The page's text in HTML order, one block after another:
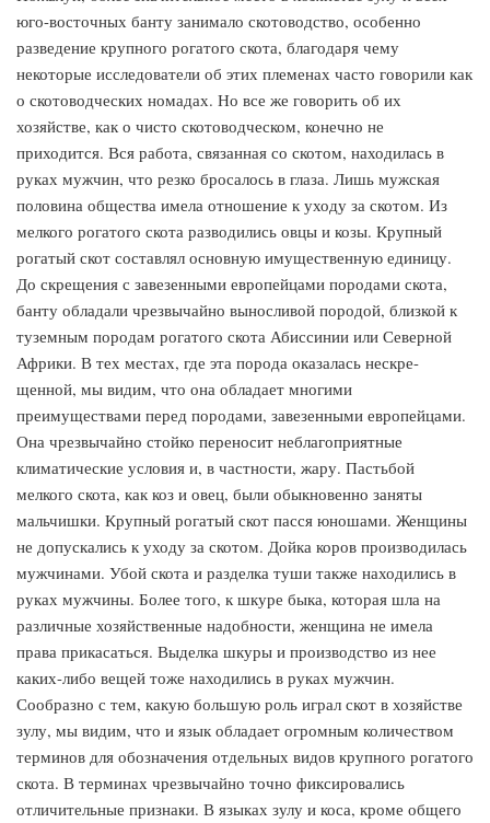
юго-восточных банту занимало скотоводство, особенно
разведение крупного рогатого скота, благодаря чему
некоторые исследователи об этих племенах часто говорили как
о скотоводческих номадах. Но все же говорить об их
хозяйстве, как о чисто скотоводческом, конечно не
приходится. Вся работа, связанная со скотом, находилась в
руках мужчин, что резко бросалось в глаза. Лишь мужская
половина общества имела отношение к уходу за скотом. Из
мелкого рогатого скота разводились овцы и козы. Крупный
рогатый скот составлял основную имущественную единицу.
До скрещения с завезенными европейцами породами скота,
банту обладали чрезвычайно выносливой породой, близкой к
туземным породам рогатого скота Абиссинии или Северной
Африки. В тех местах, где эта порода оказалась нескре-
щенной, мы видим, что она обладает многими
преимуществами перед породами, завезенными европейцами.
Она чрезвычайно стойко переносит неблагоприятные
климатические условия и, в частности, жару. Пастьбой
мелкого скота, как коз и овец, были обыкновенно заняты
мальчишки. Крупный рогатый скот пасся юношами. Женщины
не допускались к уходу за скотом. Дойка коров производилась
мужчинами. Убой скота и разделка туши также находились в
руках мужчины. Более того, к шкуре быка, которая шла на
различные хозяйственные надобности, женщина не имела
права прикасаться. Выделка шкуры и производство из нее
каких-либо вещей тоже находились в руках мужчин.
Сообразно с тем, какую большую роль играл скот в хозяйстве
зулу, мы видим, что и язык обладает огромным количеством
терминов для обозначения отдельных видов крупного рогатого
скота. В терминах чрезвычайно точно фиксировались
отличительные признаки. В языках зулу и коса, кроме общего